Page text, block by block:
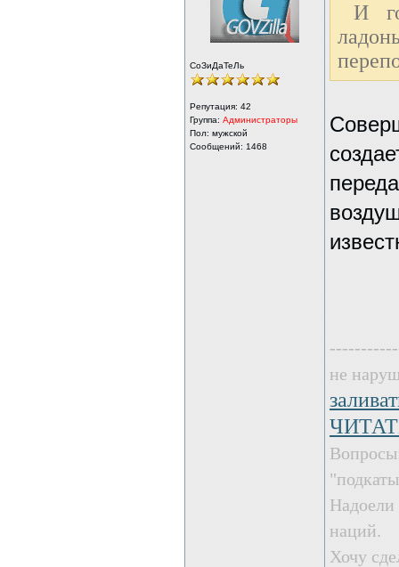
СоЗиДаТеЛь
Репутация: 42
Группа: Администраторы
Пол: мужской
Сообщений: 1468
И
не
наций.
Хочу